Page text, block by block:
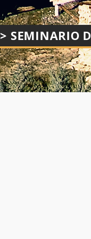
> SEMINARIO